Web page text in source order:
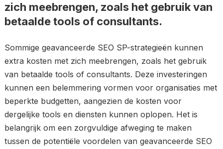
zich meebrengen, zoals het gebruik van
betaalde tools of consultants.
Sommige geavanceerde SEO SP-strategieën kunnen
extra kosten met zich meebrengen, zoals het gebruik
van betaalde tools of consultants. Deze investeringen
kunnen een belemmering vormen voor organisaties met
beperkte budgetten, aangezien de kosten voor
dergelijke tools en diensten kunnen oplopen. Het is
belangrijk om een zorgvuldige afweging te maken
tussen de potentiële voordelen van geavanceerde SEO